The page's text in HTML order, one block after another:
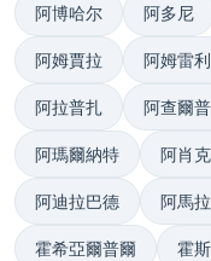
阿博哈尔 阿多尼
阿姆賈拉 阿姆雷利
阿拉普扎 阿查爾
阿瑪爾納特 阿肖
阿迪拉巴德 阿馬
霍希亞爾普爾 霍